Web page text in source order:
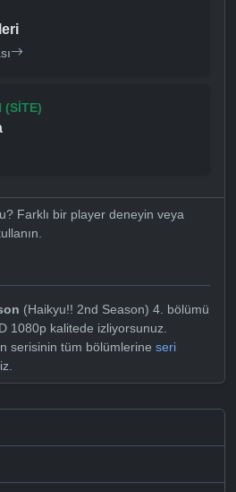
(SITE)
Farklı bir player deneyin veya
(Haikyu!! 2nd Season) 4. bölümü
1080p kalitede izliyorsunuz.
serisinin tüm bölümlerine seri